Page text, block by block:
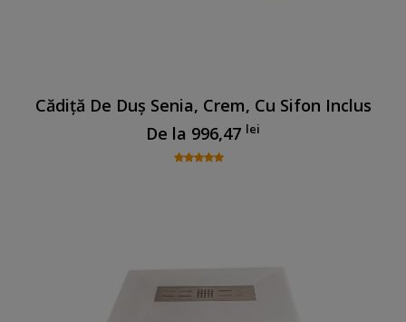
Cădiță De Duș Senia, Crem, Cu Sifon Inclus
De la 996,47 lei